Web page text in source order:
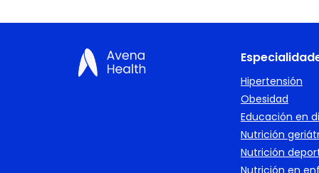
Hipertensión
Obesidad
Educación en
Nutrición
Nutrición
Nutrición en